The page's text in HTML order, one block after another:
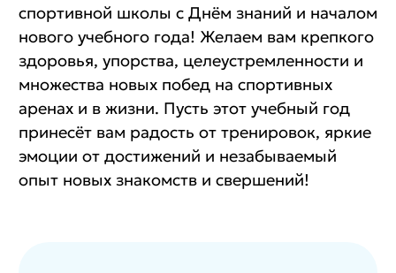
спортивной школы с Днём знаний и началом
нового учебного года! Желаем вам крепкого
здоровья, упорства, целеустремленности и
множества новых побед на спортивных
аренах и в жизни. Пусть этот учебный год
принесёт вам радость от тренировок, яркие
эмоции от достижений и незабываемый
опыт новых знакомств и свершений!